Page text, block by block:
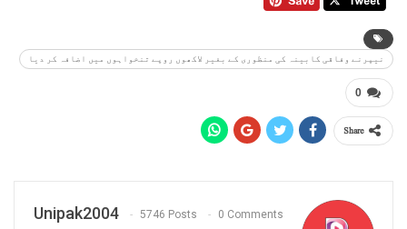
نیپرنے وفاقی کابینہ کی منظوری کے بغیر لاکھوں روپے تنخواہوں میں اضافہ کر دیا
0
Share
Unipak2004 5746 Posts 0 Comments